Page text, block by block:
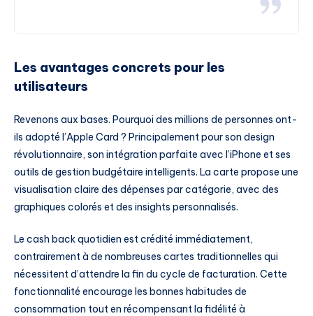
Les avantages concrets pour les
utilisateurs
Revenons aux bases. Pourquoi des millions de personnes ont-
ils adopté l’Apple Card ? Principalement pour son design
révolutionnaire, son intégration parfaite avec l’iPhone et ses
outils de gestion budgétaire intelligents. La carte propose une
visualisation claire des dépenses par catégorie, avec des
graphiques colorés et des insights personnalisés.
Le cash back quotidien est crédité immédiatement,
contrairement à de nombreuses cartes traditionnelles qui
nécessitent d’attendre la fin du cycle de facturation. Cette
fonctionnalité encourage les bonnes habitudes de
consommation tout en récompensant la fidélité à